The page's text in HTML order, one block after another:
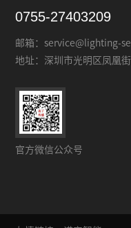
0755-27403209
邮箱： service@lighting-
地址： 深圳市光明区凤凰
官方微信公众号